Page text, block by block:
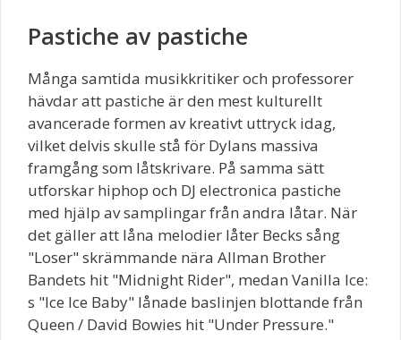
Pastiche av pastiche
Många samtida musikkritiker och professorer
hävdar att pastiche är den mest kulturellt
avancerade formen av kreativt uttryck idag,
vilket delvis skulle stå för Dylans massiva
framgång som låtskrivare. På samma sätt
utforskar hiphop och DJ electronica pastiche
med hjälp av samplingar från andra låtar. När
det gäller att låna melodier låter Becks sång
"Loser" skrämmande nära Allman Brother
Bandets hit "Midnight Rider", medan Vanilla Ice:
s "Ice Ice Baby" lånade baslinjen blottande från
Queen / David Bowies hit "Under Pressure."